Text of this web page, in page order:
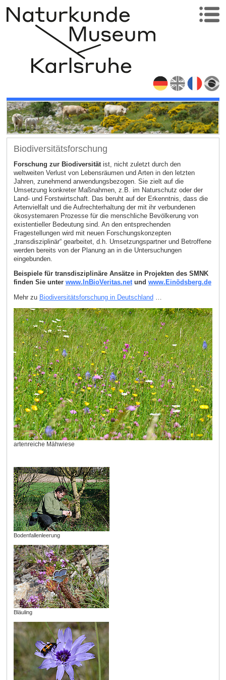
Biodiversitätsforschung
Forschung zur Biodiversitätist, nicht zuletzt durch den
weltweiten Verlust von Lebensräumen und Arten in den letzten
Jahren, zunehmend anwendungsbezogen. Sie zielt auf die
Umsetzung konkreter Maßnahmen, z.B. im Naturschutz oder der
Land- und Forstwirtschaft. Das beruht auf der Erkenntnis, dass die
Artenvielfalt und die Aufrechterhaltung der mit ihr verbundenen
ökosystemaren Prozesse für die menschliche Bevölkerung von
existentieller Bedeutung sind. An den entsprechenden
Fragestellungen wird mit neuen Forschungskonzepten
„transdisziplinär“ gearbeitet, d.h. Umsetzungspartner und Betroffene
werden bereits von der Planung an in die Untersuchungen
eingebunden.
Beispiele für transdisziplinäre Ansätze in Projekten des SMNK
finden Sie unter www.InBioVeritas.netund www.Einödsberg.de
Mehr zu Biodiversitätsforschung in Deutschland …
artenreiche Mähwiese
Bodenfallenleerung
Bläuling